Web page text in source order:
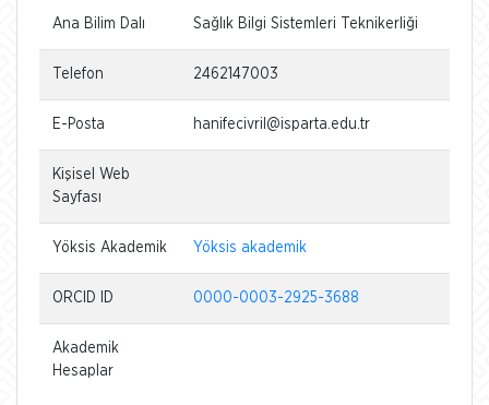
Ana Bilim Dalı Sağlık Bilgi Sistemleri Teknikerliği
Telefon 2462147003
E-Posta hanifecivril@isparta.edu.tr
Kişisel Web
Sayfası
Yöksis Akademik Yöksis akademik
ORCID ID 0000-0003-2925-3688
Akademik
Hesaplar